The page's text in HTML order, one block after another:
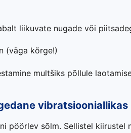
liikuvate nugade või
(väga kõrge!)
multšiks põllule
vibratsiooniallikas
pöörlev sõlm. Sellistel kiirustel